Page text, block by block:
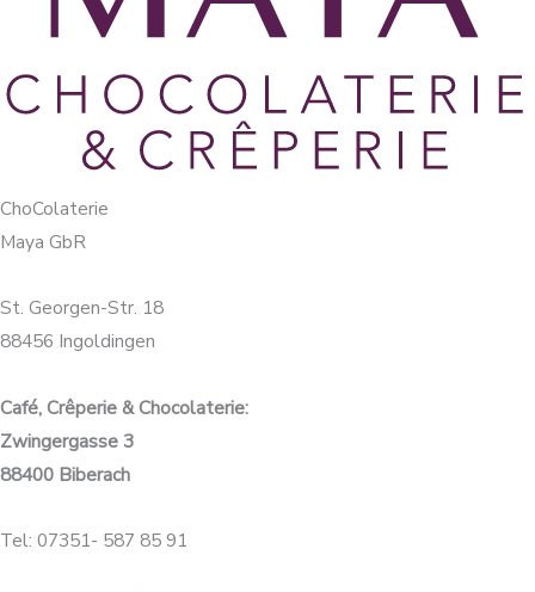
ChoColaterie
Maya GbR
St. Georgen-Str. 18
88456 Ingoldingen
Café, Crêperie & Chocolaterie:
Zwingergasse 3
88400 Biberach
Tel: 07351- 587 85 91